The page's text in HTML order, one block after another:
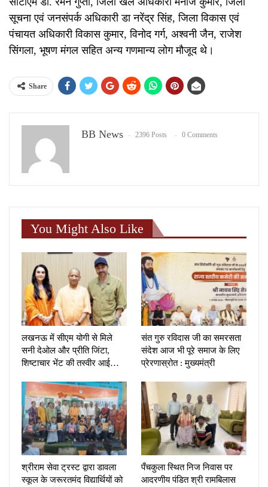
सूचना एवं जनसंपर्क अधिकारी डा नरेंद्र सिंह, जिला विकास एवं
पंचायत अधिकारी विकास कुमार, विनोद गर्ग, अश्वनी जैन, राजेश
सिंगला, भूषण मंगल सहित अन्य गणमान्य लोग मौजूद थे।
Share
BB News 2396 Posts 0 Comments
You Might Also Like
लखनऊ में सीएम योगी से मिले
सनी देओल और प्रीति जिंटा,
शिष्टाचार भेंट की तस्वीर आई…
संत गुरु रविदास जी का समरसता
संदेश आज भी पूरे समाज के लिए
प्रेरणास्रोत : मुख्यमंत्री
श्रीराम सेवा ट्रस्ट द्वारा डावला
स्कूल के जरूरतमंद विद्यार्थियों को
पँचकुला स्थित निज निवास पर
आदरणीय पंडित श्री रामबिलास